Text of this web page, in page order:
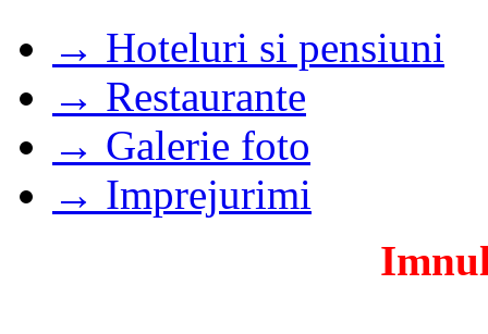
→ Hoteluri si pensiuni
→ Restaurante
→ Galerie foto
→ Imprejurimi